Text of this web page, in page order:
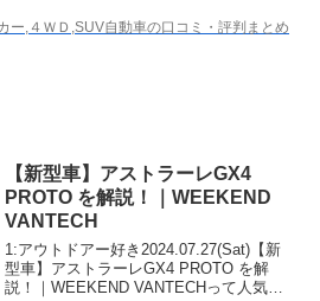
ー,４ＷＤ,SUV自動車の口コミ・評判まとめ
【新型車】アストラーレGX4
PROTO を解説！｜WEEKEND
VANTECH
1:アウトドアー好き2024.07.27(Sat)【新
型車】アストラーレGX4 PROTO を解
説！｜WEEKEND VANTECHって人気で